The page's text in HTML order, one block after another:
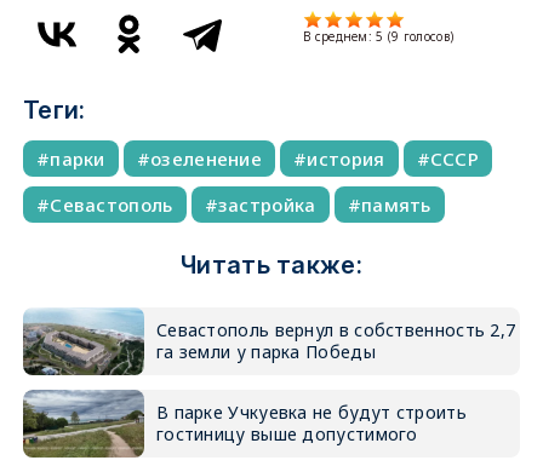
В среднем:5 (9 голосов)
Теги:
парки озеленение история
СССР
Севастополь
застройка память
Читать также:
Севастополь вернул в собственность 2,7
га земли у парка Победы
В парке Учкуевка не будут строить
гостиницу выше допустимого